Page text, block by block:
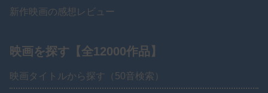
新作映画の感想レビュー
映画を探す【全12000作品】
映画タイトルから探す（50音検索）